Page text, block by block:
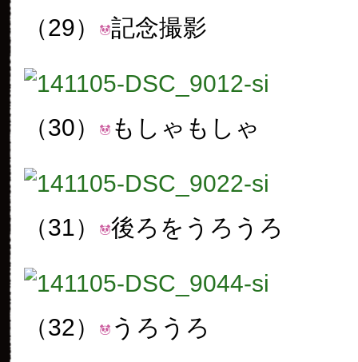
（29） 記念撮影
（30） もしゃもしゃ
（31） 後ろをうろうろ
（32） うろうろ